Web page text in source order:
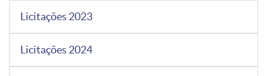
Licitações 2023
Licitações 2024